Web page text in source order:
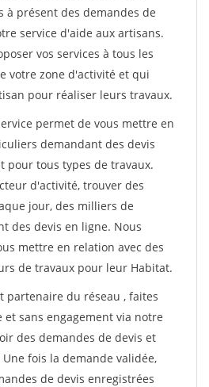
à présent des demandes de
service d'aide aux artisans.
vos services à tous les
votre zone d'activité et qui
pour réaliser leurs travaux.
permet de vous mettre en
demandant des devis
pour tous types de travaux.
d'activité, trouver des
jour, des milliers de
des devis en ligne. Nous
mettre en relation avec des
de travaux pour leur Habitat.
partenaire du réseau , faites
sans engagement via notre
des demandes de devis et
fois la demande validée,
de devis enregistrées